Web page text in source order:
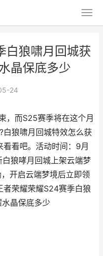
白狼啸月回城获
晶保底多少
24
，而S25赛季将在这个月
白狼啸月回城特效怎么获
看吧。活动时间：9月
狼哮月回城上架云端梦
开启云端梦境后立即领
者荣耀荣耀S24赛季白狼
晶保底多少